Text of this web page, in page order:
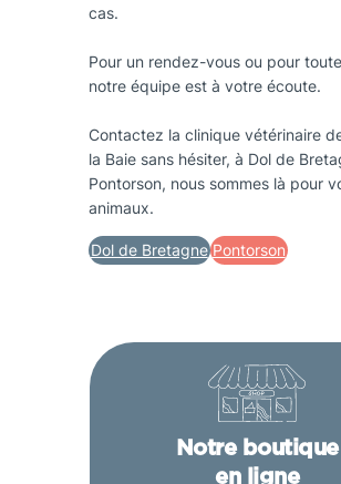
cas.
Pour un rendez-vous ou pour
notre équipe est à votre écoute.
Contactez la clinique vétérinaire
la Baie sans hésiter, à Dol de
Pontorson, nous sommes là pour
animaux.
Dol de Bretagne Pontorson
Notre boutique
en ligne